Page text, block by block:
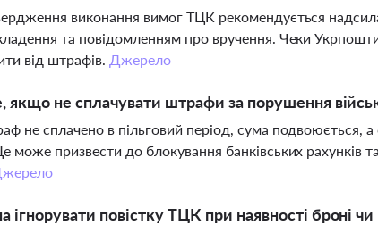
виконання вимог ТЦК рекомендується
та повідомленням про вручення. Чеки
від штрафів. Джерело
не сплачувати штрафи за порушення
не сплачено в пільговий період, сума подвоюється,
може призвести до блокування банківських рахунків
повістку ТЦК при наявності броні чи